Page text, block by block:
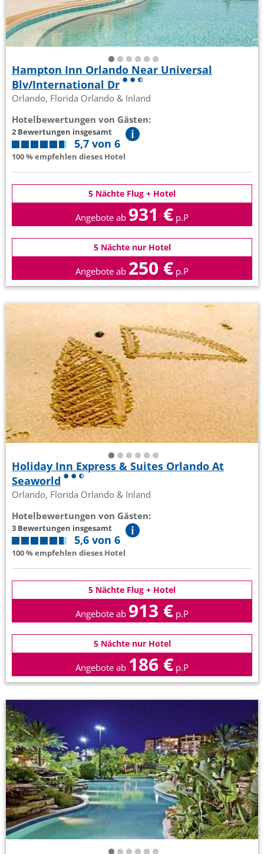
Hampton Inn Orlando Near Universal
Blv/International Dr
Orlando, Florida Orlando & Inland
Hotelbewertungen von Gästen:
2 Bewertungen insgesamt
5,7 von 6
100 % empfehlen dieses Hotel
5 Nächte Flug + Hotel
Angebote ab 931 € p.P
5 Nächte nur Hotel
Angebote ab 250 € p.P
Holiday Inn Express & Suites Orlando At
Seaworld
Orlando, Florida Orlando & Inland
Hotelbewertungen von Gästen:
3 Bewertungen insgesamt
5,6 von 6
100 % empfehlen dieses Hotel
5 Nächte Flug + Hotel
Angebote ab 913 € p.P
5 Nächte nur Hotel
Angebote ab 186 € p.P